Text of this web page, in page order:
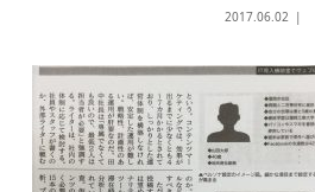
2017.06.02